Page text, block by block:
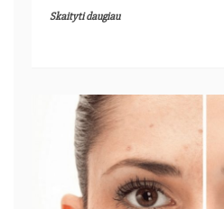
Skaityti daugiau